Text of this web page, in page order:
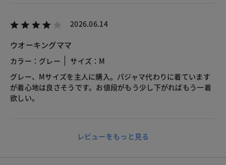
2026.06.14
ウオーキングママ
カラー：グレー
サイズ：M
グレー、Mサイズを主人に購入。パジャマ代わりに着ています
が着心地は良さそうです。お値段がもう少し下がればもう一着
欲しい。
レビューをもっと見る